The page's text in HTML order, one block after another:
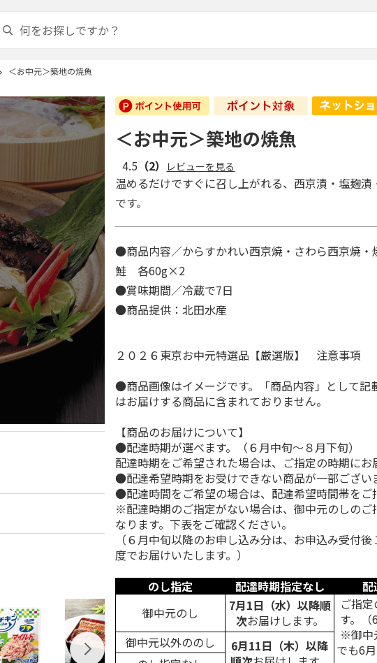
＜お中元＞築地の焼魚
＜お中元＞築地の焼魚
4.5 （2） レビューを見る
温めるだけですぐに召し上がれる、西京漬・塩麹漬
です。
●商品内容／からすかれい西京焼・さわら西京焼・
鮭 各60g×2
●賞味期間／冷蔵で7日
●商品提供：北田水産
２０２６東京お中元特選品【厳選版】 注意事項
●商品画像はイメージです。「商品内容」として記
はお届けする商品に含まれておりません。
【商品のお届けについて】
●配達時期が選べます。（６月中旬～８月下旬）
配達時期をご希望された場合は、ご指定の時期にお
●配達希望時期をお受けできない商品が一部ござい
●配達時間をご希望の場合は、配達希望時間帯をご
※配達時期のご指定がない場合は、御中元のしのご
なります。下表をご確認ください。
（６月中旬以降のお申し込み分は、お申込み受付
度でお届けいたします。）
のし指定
配達時期指定なし
配
御中元のし
7月1日（水）以降順
次お届けします。
ご指
す。（
※御中
でも6
御中元以外ののし
6月11日（木）以降